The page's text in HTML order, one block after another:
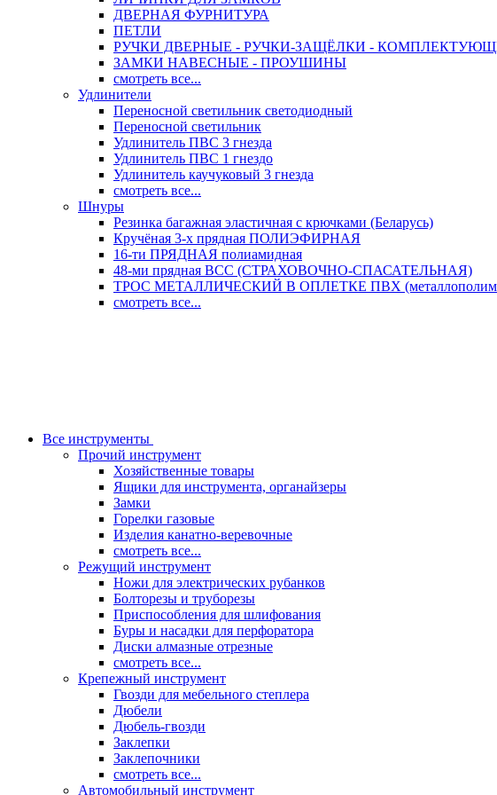
ДВЕРНАЯ ФУРНИТУРА
ПЕТЛИ
РУЧКИ ДВЕРНЫЕ - РУЧКИ-ЗАЩЁЛКИ -
ЗАМКИ НАВЕСНЫЕ - ПРОУШИНЫ
смотреть все...
Удлинители
Переносной светильник светодиодный
Переносной светильник
Удлинитель ПВС 3 гнезда
Удлинитель ПВС 1 гнездо
Удлинитель каучуковый 3 гнезда
смотреть все...
Шнуры
Резинка багажная эластичная с крючками (Беларусь)
Кручёная 3-х прядная ПОЛИЭФИРНАЯ
16-ти ПРЯДНАЯ полиамидная
48-ми прядная ВСС (СТРАХОВОЧНО-СПАСАТЕЛЬНАЯ)
ТРОС МЕТАЛЛИЧЕСКИЙ В ОПЛЕТКЕ ПВХ
смотреть все...
Все инструменты
Прочий инструмент
Хозяйственные товары
Ящики для инструмента, органайзеры
Замки
Горелки газовые
Изделия канатно-веревочные
смотреть все...
Режущий инструмент
Ножи для электрических рубанков
Болторезы и труборезы
Приспособления для шлифования
Буры и насадки для перфоратора
Диски алмазные отрезные
смотреть все...
Крепежный инструмент
Гвозди для мебельного степлера
Дюбели
Дюбель-гвозди
Заклепки
Заклепочники
смотреть все...
Автомобильный инструмент